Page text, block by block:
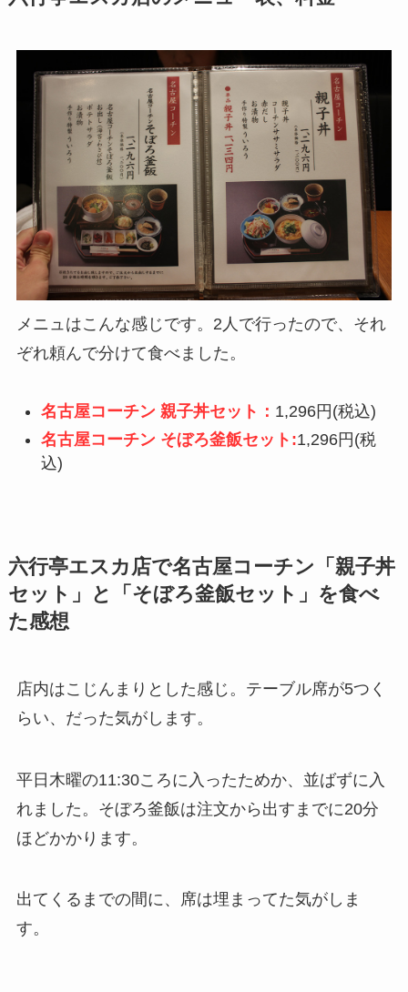
メニュはこんな感じです。2人で行ったので、それ
ぞれ頼んで分けて食べました。
名古屋コーチン 親子丼セット： 1,296円(税込)
名古屋コーチン そぼろ釜飯セット:1,296円(税
込)
六行亭エスカ店で名古屋コーチン「親子丼
セット」と「そぼろ釜飯セット」を食べ
た感想
店内はこじんまりとした感じ。テーブル席が5つく
らい、だった気がします。
平日木曜の11:30ころに入ったためか、並ばずに入
れました。そぼろ釜飯は注文から出すまでに20分
ほどかかります。
出てくるまでの間に、席は埋まってた気がしま
す。